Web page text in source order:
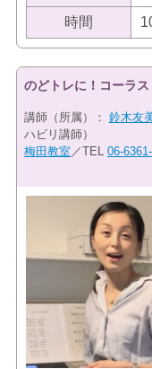
時間
のどトレに！コーラス
講師（所属）： 鈴木友
ハビリ講師）
梅田教室 ／TEL 06-